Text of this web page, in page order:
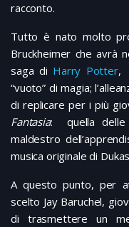
racconto.
Tutto è nato molto
Bruckheimer che avrà
saga di Harry Potter,
“vuoto” di magia;
di replicare per i più
Fantasia: quella delle
maldestro
musica originale di
A questo punto, per
scelto Jay Baruchel,
di trasmettere un